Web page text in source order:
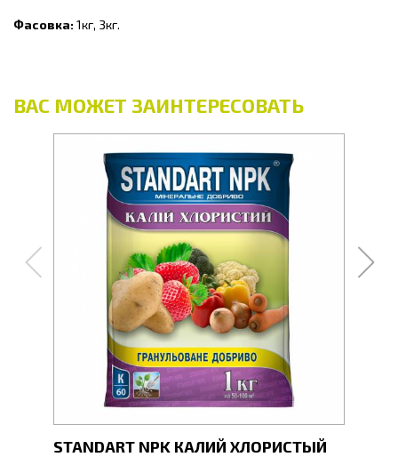
Фасовка:1кг, 3кг.
ВАС МОЖЕТ ЗАИНТЕРЕСОВАТЬ
STANDART NPK КАЛИЙ ХЛОРИСТЫЙ